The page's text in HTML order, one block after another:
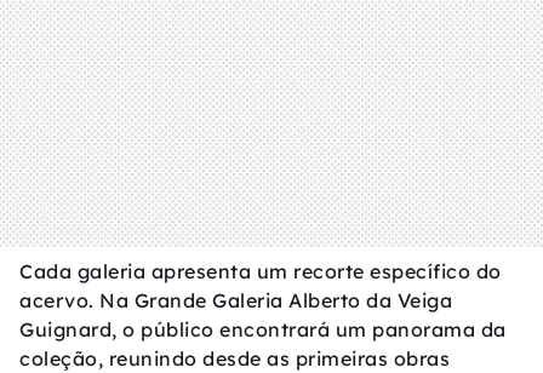
Cada galeria apresenta um recorte específico do
acervo. Na Grande Galeria Alberto da Veiga
Guignard, o público encontrará um panorama da
coleção, reunindo desde as primeiras obras